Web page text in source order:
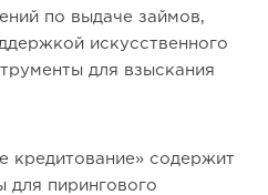
по выдаче займов,
искусственного
для взыскания
кредитование» содержит
для пирингового